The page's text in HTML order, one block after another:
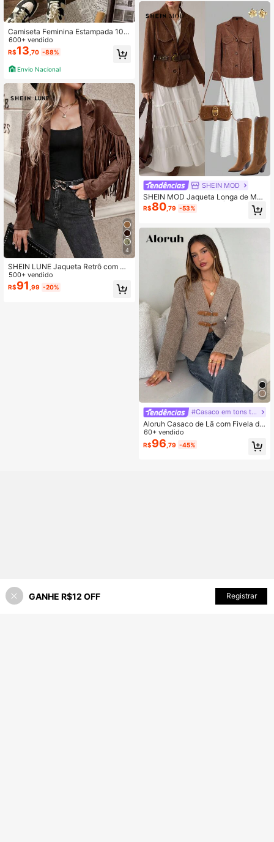
Camiseta Feminina Estampada 10
0% Algodão Premium Modelo: "God
is Good" - Moderna gola redonda m
anga curta confortável ideal para o
dia a dia Fofa Fit Street
600+ vendido
R$13 ,70 -88%
Envio Nacional
4
SHEIN LUNE Jaqueta Retrô com Ba
inha de Franja da Moda de Outono,
Marrom, Casual
500+ vendido
R$91 ,99 -20%
SHEIN MOD
SHEIN MOD Jaqueta Longa de Man
ga Comprida de Botão Único em Co
rduroy Feminina, Marrom, Outono
R$80,79 -53%
#Casaco em tons terrosos
Aloruh Casaco de Lã com Fivela de
Couro com Decote em V Profundo,
Outono/Inverno, para Mulheres
60+ vendido
R$96 ,79 -45%
ADICIONAR AO CARRINHO
GANHE R$12 OFF Registrar